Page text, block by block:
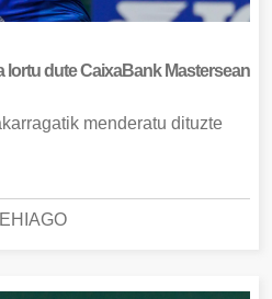
lortu dute CaixaBank Mastersean
menderatu dituzte